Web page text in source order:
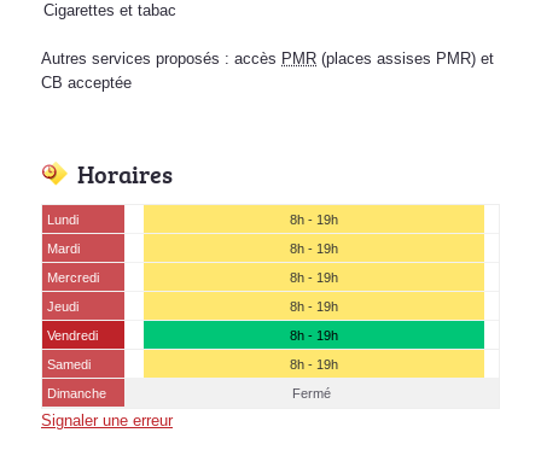
Cigarettes et tabac
Autres services proposés : accès PMR (places assises PMR) et
CB acceptée
Horaires
Lundi
8h - 19h
Mardi
8h - 19h
Mercredi
8h - 19h
Jeudi
8h - 19h
Vendredi
8h - 19h
Samedi
8h - 19h
Dimanche
Fermé
Signaler une erreur